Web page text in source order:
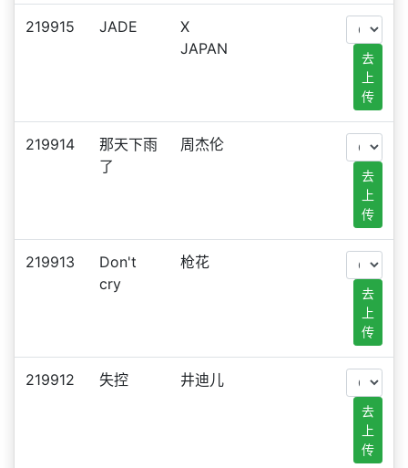
219915 JADE
X
JAPAN
去
上
传
219914
那天下雨
了
周杰伦
去
上
传
219913
Don't
cry
枪花
去
上
传
219912 失控 井迪儿
去
上
传